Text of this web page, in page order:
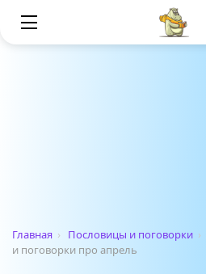
Главная › Пословицы и поговорки ›
и поговорки про апрель